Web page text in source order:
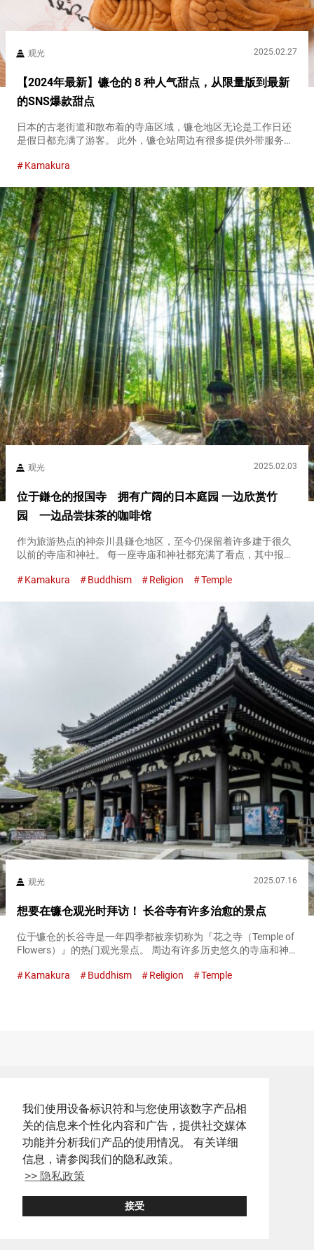
我们使用设备标识符和与您使用该数字产品相
关的信息来个性化内容和广告，提供社交媒体
功能并分析我们产品的使用情况。 有关详细
信息，请参阅我们的隐私政策。
>> 隐私政策
接受
观光 2025.02.27
【2024年最新】镰仓的 8 种人气甜点，从限量版到最新
的SNS爆款甜点
日本的古老街道和散布着的寺庙区域，镰仓地区无论是工作日还
是假日都充满了游客。 此外，镰仓站周边有很多提供外带服务的
您在镰仓旅游时不容错过的店铺。 代表镰仓的热门甜点『鸽子酥
Kamakura
观光 2025.02.03
位于鎌仓的报国寺 拥有广阔的日本庭园 一边欣赏竹
园 一边品尝抹茶的咖啡馆
作为旅游热点的神奈川县鎌仓地区，至今仍保留着许多建于很久
以前的寺庙和神社。 每一座寺庙和神社都充满了看点，其中报国
为报国寺入口的山门，映入眼帘的是被苔藓覆盖的美丽日本庭
Kamakura Buddhism Religion Temple
观光 2025.07.16
想要在镰仓观光时拜访！ 长谷寺有许多治愈的景点
位于镰仓的长谷寺是一年四季都被亲切称为『花之寺（Temple of
Flowers）』的热门观光景点。 周边有许多历史悠久的寺庙和神
长谷寺身心焕然一新 到达长谷寺时，写有大大的『长谷...
Kamakura Buddhism Religion Temple